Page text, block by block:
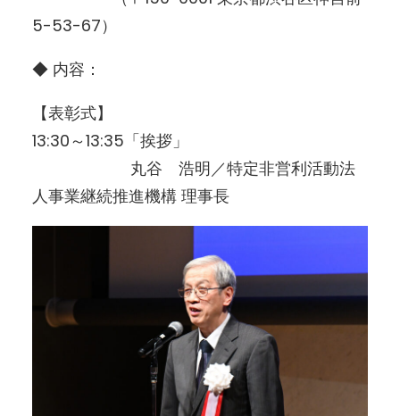
5-53-67）
◆ 内容：
【表彰式】
13:30～13:35「挨拶」
丸谷 浩明／特定非営利活動法
人事業継続推進機構 理事長